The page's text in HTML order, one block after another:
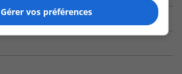
Gérer vos préférences